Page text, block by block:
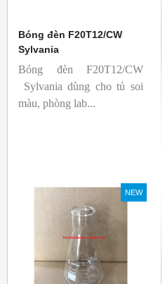
Bóng đèn F20T12/CW
Sylvania
Bóng đèn F20T12/CW
Sylvania dùng cho tủ soi
màu, phòng lab...
NEW